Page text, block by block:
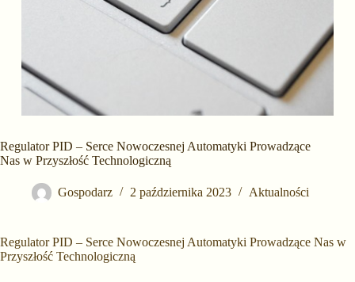
Regulator PID – Serce Nowoczesnej Automatyki Prowadzące
Nas w Przyszłość Technologiczną
Gospodarz 2 października 2023 Aktualności
Regulator PID – Serce Nowoczesnej Automatyki Prowadzące Nas w
Przyszłość Technologiczną